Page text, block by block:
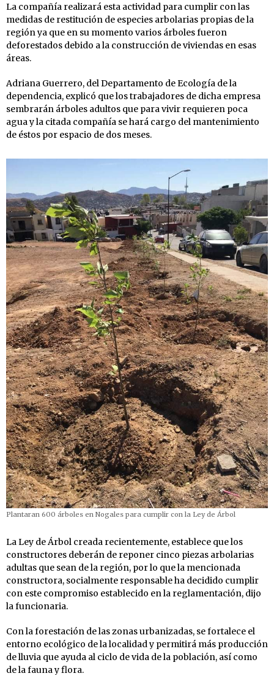
La compañía realizará esta actividad para cumplir con las
medidas de restitución de especies arbolarias propias de la
región ya que en su momento varios árboles fueron
deforestados debido a la construcción de viviendas en esas
áreas.
Adriana Guerrero, del Departamento de Ecología de la
dependencia, explicó que los trabajadores de dicha empresa
sembrarán árboles adultos que para vivir requieren poca
agua y la citada compañía se hará cargo del mantenimiento
de éstos por espacio de dos meses.
Plantaran 600 árboles en Nogales para cumplir con la Ley de Árbol
La Ley de Árbol creada recientemente, establece que los
constructores deberán de reponer cinco piezas arbolarias
adultas que sean de la región, por lo que la mencionada
constructora, socialmente responsable ha decidido cumplir
con este compromiso establecido en la reglamentación, dijo
la funcionaria.
Con la forestación de las zonas urbanizadas, se fortalece el
entorno ecológico de la localidad y permitirá más producción
de lluvia que ayuda al ciclo de vida de la población, así como
de la fauna y flora.